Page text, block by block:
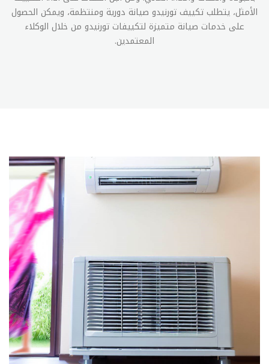
الأمثل، يتطلب تكييف تورنيدو صيانة دورية ومنتظمة، ويمكن الحصول
على خدمات صيانة متميزة لتكييفات تورنيدو من خلال الوكلاء
المعتمدين.